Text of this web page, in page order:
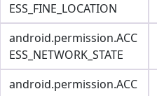
ESS_FINE_LOCATION
android.permission.ACC
ESS_NETWORK_STATE
android.permission.ACC